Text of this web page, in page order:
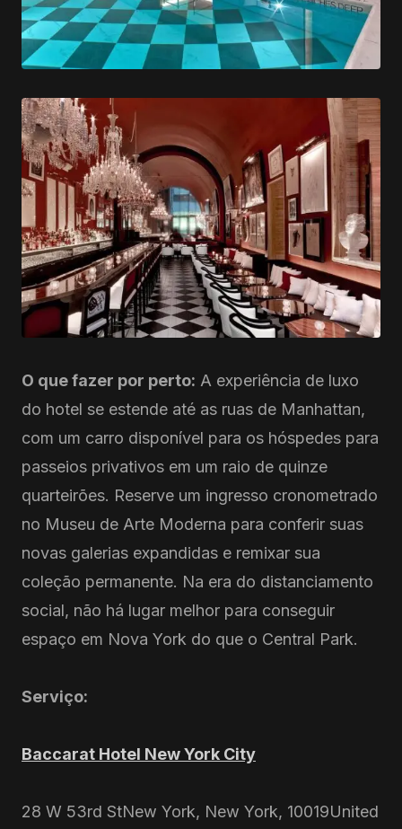
O que fazer por perto: A experiência de luxo
do hotel se estende até as ruas de Manhattan,
com um carro disponível para os hóspedes para
passeios privativos em um raio de quinze
quarteirões. Reserve um ingresso cronometrado
no Museu de Arte Moderna para conferir suas
novas galerias expandidas e remixar sua
coleção permanente. Na era do distanciamento
social, não há lugar melhor para conseguir
espaço em Nova York do que o Central Park.
Serviço:
Baccarat Hotel New York City
28 W 53rd StNew York, New York, 10019United